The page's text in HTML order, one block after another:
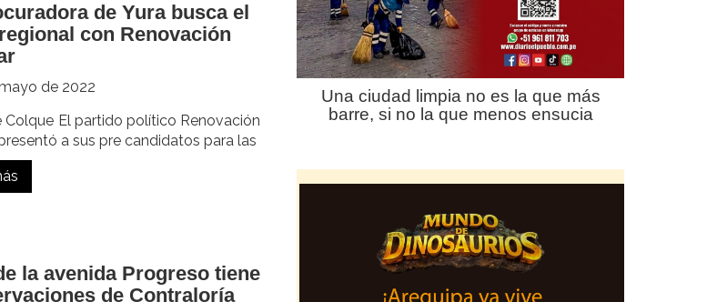
de Yura busca el
con Renovación
de 2022
Colque El partido político Renovación
a sus pre candidatos para las
la avenida Progreso tiene
de Contraloría
Una ciudad limpia no es la que más
barre, si no la que menos ensucia